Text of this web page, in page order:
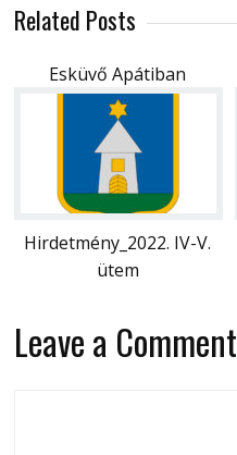
Related Posts
Esküvő Apátiban
Hirdetmény_2022. IV-V.
ütem
Leave a Comment